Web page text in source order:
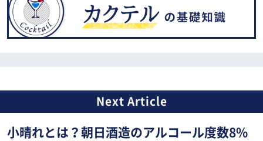
小晴れとは？朝日酒造のアルコール度数8%